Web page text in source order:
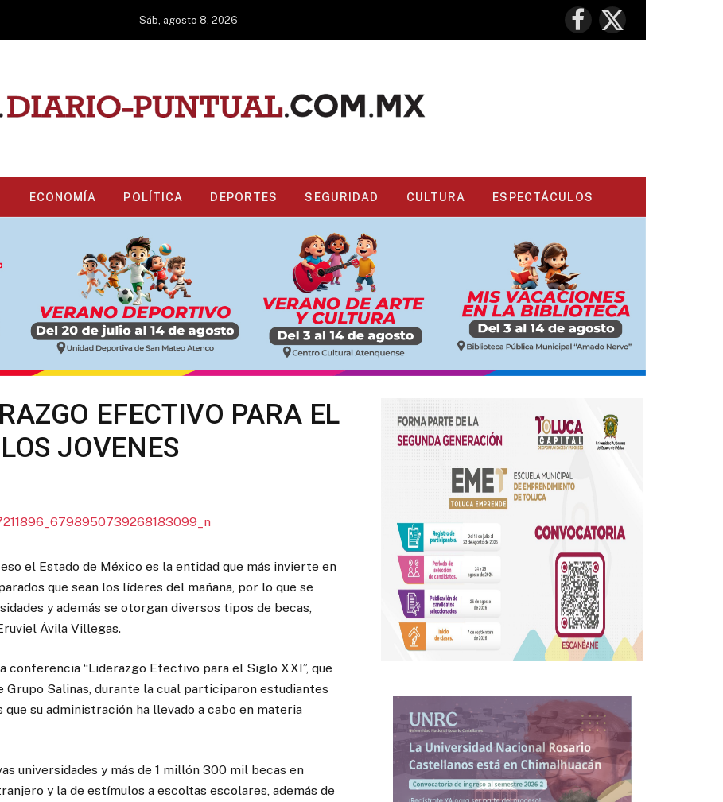
Sáb, agosto 8, 2026
Facebook
X
(Twitter)
ECONOMÍA POLÍTICA DEPORTES SEGURIDAD CULTURA ESPECTÁCULOS
EFECTIVO PARA EL
JOVENES
el Estado de México es la entidad que más invierte en
que sean los líderes del mañana, por lo que se
y además se otorgan diversos tipos de becas,
Ávila Villegas.
conferencia “Liderazgo Efectivo para el Siglo XXI”, que
Salinas, durante la cual participaron estudiantes
su administración ha llevado a cabo en materia
universidades y más de 1 millón 300 mil becas en
y la de estímulos a escoltas escolares, además de